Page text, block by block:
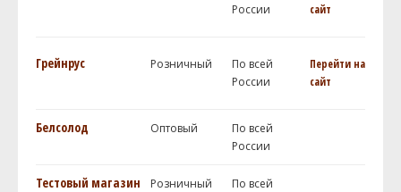
России
сайт
Грейнрус Розничный
По всей
России
Перейти на
сайт
Белсолод Оптовый
По всей
России
Тестовый магазин Розничный
По всей